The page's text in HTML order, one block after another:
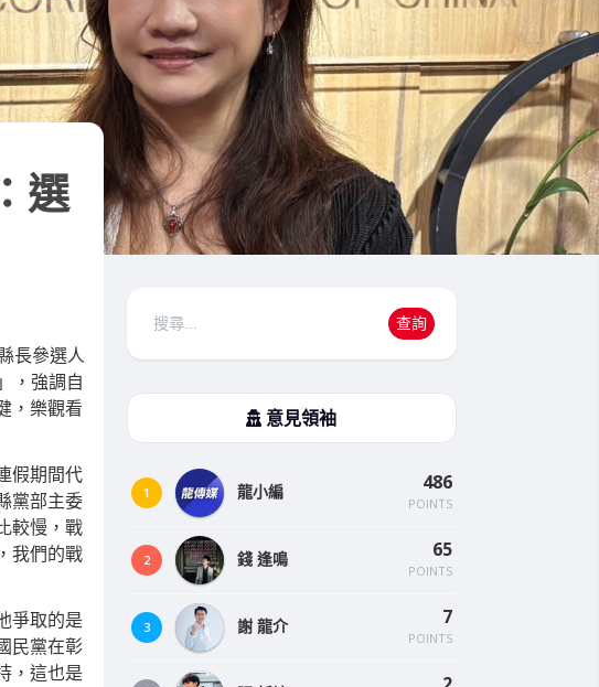
選
長參選人
，強調自
，樂觀看
假期間代
黨部主委
較慢，戰
我們的戰
爭取的是
民黨在彰
，這也是
搜
查詢
意見領袖
1 龍小編 486
POINTS
2 錢 逢鳴 65
POINTS
3 謝 龍介 7
POINTS